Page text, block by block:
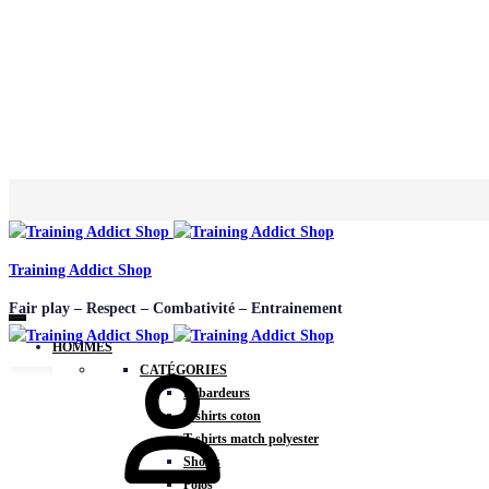
Training Addict Shop
Fair play – Respect – Combativité – Entrainement
HOMMES
CATÉGORIES
Débardeurs
T-shirts coton
T-shirts match polyester
Shorts
Polos